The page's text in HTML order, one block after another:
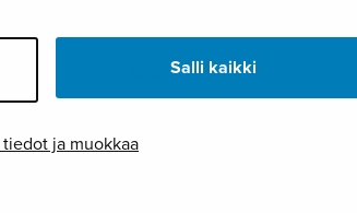
Salli kaikki
tiedot ja muokkaa
Sekakuoro